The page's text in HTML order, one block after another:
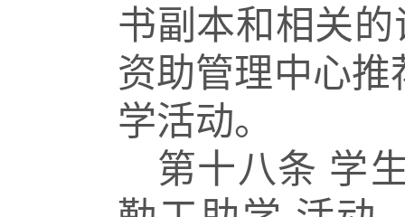
书副本和相关的
资助管理中心
学活动。
第十八条 学